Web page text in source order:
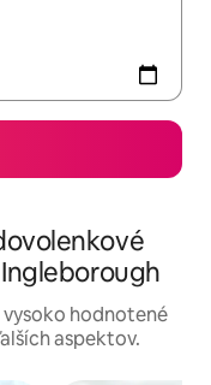
hodnotené
aspektov.